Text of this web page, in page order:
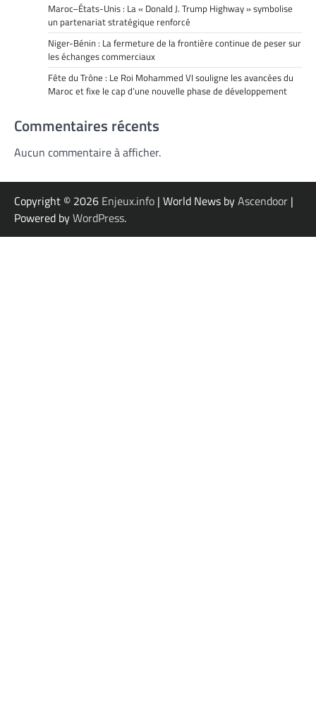
Maroc–États-Unis : La « Donald J. Trump Highway » symbolise
un partenariat stratégique renforcé
Niger-Bénin : La fermeture de la frontière continue de peser sur
les échanges commerciaux
Fête du Trône : Le Roi Mohammed VI souligne les avancées du
Maroc et fixe le cap d’une nouvelle phase de développement
Commentaires récents
Aucun commentaire à afficher.
Copyright © 2026 Enjeux.info | World News byAscendoor |
Powered byWordPress.